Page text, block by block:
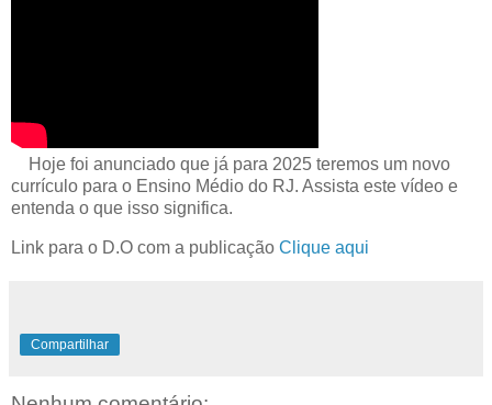
Hoje foi anunciado que já para 2025 teremos um novo
currículo para o Ensino Médio do RJ. Assista este vídeo e
entenda o que isso significa.
Link para o D.O com a publicação Clique aqui
Compartilhar